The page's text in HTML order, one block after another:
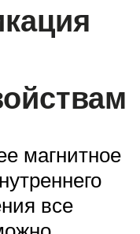
магнитное
все